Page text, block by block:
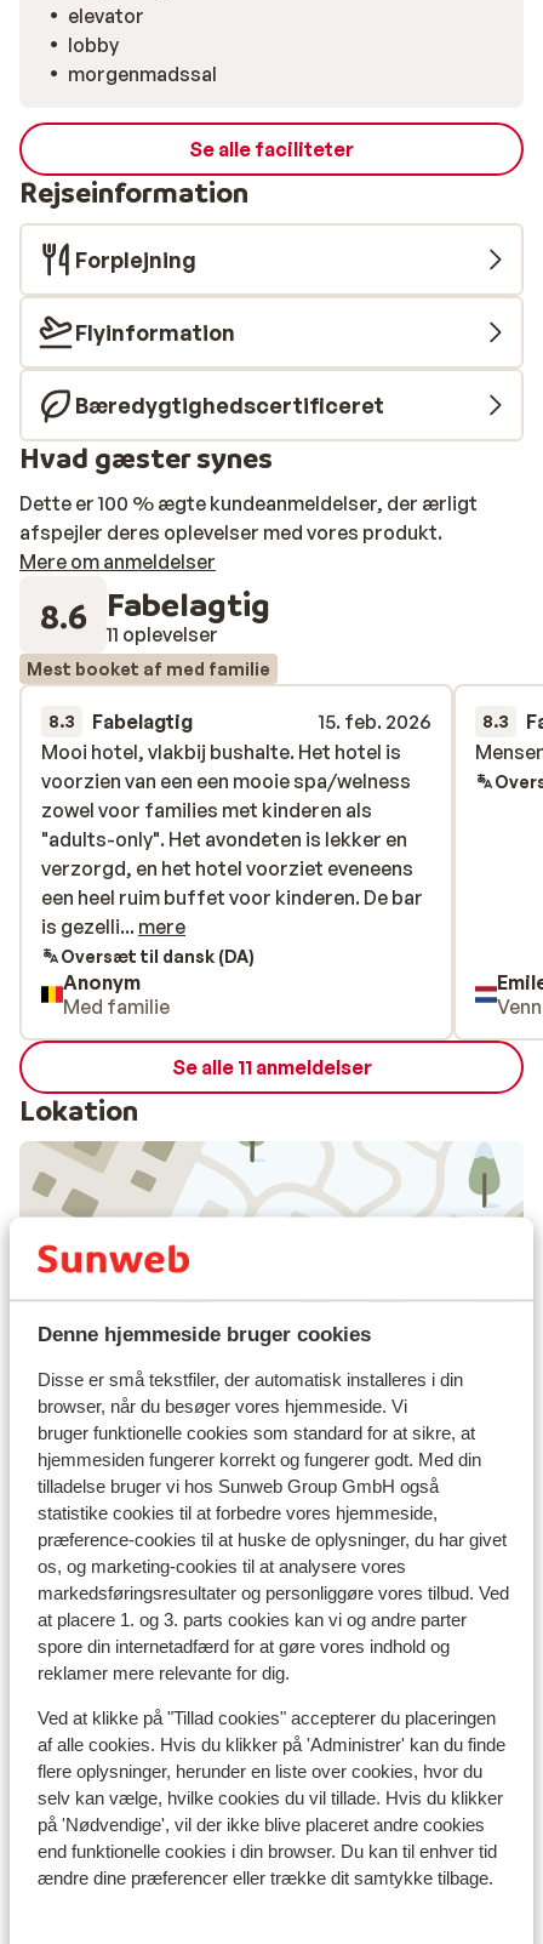
Denne hjemmeside bruger cookies
Disse er små tekstfiler, der automatisk installeres i din
browser, når du besøger vores hjemmeside. Vi
bruger funktionelle cookies som standard for at sikre, at
hjemmesiden fungerer korrekt og fungerer godt. Med din
tilladelse bruger vi hos Sunweb Group GmbH også
statistike cookies til at forbedre vores hjemmeside,
præference-cookies til at huske de oplysninger, du har givet
os, og marketing-cookies til at analysere vores
markedsføringsresultater og personliggøre vores tilbud. Ved
at placere 1. og 3. parts cookies kan vi og andre parter
spore din internetadfærd for at gøre vores indhold og
reklamer mere relevante for dig.
Ved at klikke på "Tillad cookies" accepterer du placeringen
af alle cookies. Hvis du klikker på 'Administrer' kan du finde
flere oplysninger, herunder en liste over cookies, hvor du
selv kan vælge, hvilke cookies du vil tillade. Hvis du klikker
på 'Nødvendige', vil der ikke blive placeret andre cookies
end funktionelle cookies i din browser. Du kan til enhver tid
ændre dine præferencer eller trække dit samtykke tilbage.
elevator
lobby
morgenmadssal
Se alle faciliteter
Rejseinformation
Forplejning
Flyinformation
Bæredygtighedscertificeret
Hvad gæster synes
Dette er 100 % ægte kundeanmeldelser, der ærligt
afspejler deres oplevelser med vores produkt.
Mere om anmeldelser
8.6 Fabelagtig
11 oplevelser
Mest booket af med familie
8.3 Fabelagtig
15. feb. 2026
Mooi hotel, vlakbij bushalte. Het hotel is
voorzien van een een mooie spa/welness
zowel voor families met kinderen als
"adults-only". Het avondeten is lekker en
verzorgd, en het hotel voorziet eveneens
een heel ruim buffet voor kinderen. De bar
is gezellig met een haard. De kamers zijn
ruim en comfortabel. Het lokaal om de
ski's en schoenen op te bergen is ruim en
verwarmd, maar er zijn iets te weinig
rekken voor de ski's (schoenen is geen
enkel probleem). Het personeel is héél
vriendelijk.
Mooi hotel, vlakbij bushalte. Het hotel is
voorzien van een een mooie spa/welness
zowel voor families met kinderen als
"adults-only". Het avondeten is lekker en
verzorgd, en het hotel voorziet eveneens
een heel ruim buffet voor kinderen. De bar
is gezelli... mere
Oversæt til dansk (DA)
Anonym
Med familie
8.3
Se alle 11 anmeldelser
Lokation
I området
I udkanten af centrum
Afstand til centrum: ca. 400 meter
Afstand til lufthavn salzburg ca. 151 kilometer:
Innsbruck: ca. 60 kilometer, Munich ca. 165
kilometer
Afstand til togstation brixlegg: ca. 10 kilometer
Afstand til busstoppested ca. 400 meter
Afstand til skipiste ca. 2,7 kilometer
Afstand til langrendsløjpe inneralpbach: ca. 2
kilometer
Afstand til busstoppested til skilift ca. 10 meter
Skibus lige fra hotellet
Afstand til skilift wiedersbergerhorn: ca. 2,7
kilometer
Afstand til nærmeste butikker ca. 400 meter
Afstand til nærmeste kiosk ca. 400 meter
Rolig beliggenhed